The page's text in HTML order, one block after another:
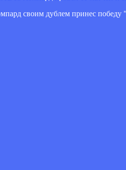
своим дублем принес